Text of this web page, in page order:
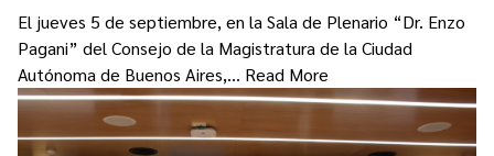
Plenario de Consejeros
Estadísticas
Presupuesto, compras, nómina de personal y
escala salarial.
Visualización de Datos
Redes Internacionales
Encuentros anteriores
Programa Acceso Comunitario a Justicia
Programa Protagonistas de Justicia
Innovación e incidencia
Novedades
Preguntas Frecuentes
El jueves 5 de septiembre, en la Sala de Plenario “Dr. Enzo
Pagani” del Consejo de la Magistratura de la Ciudad
Autónoma de Buenos Aires,… Read More